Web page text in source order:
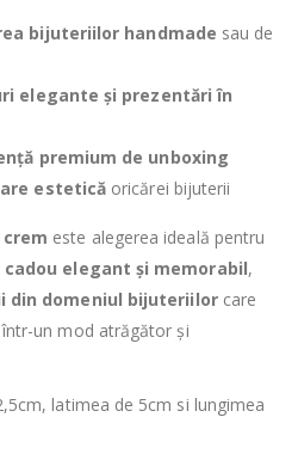
bijuteriilor handmade sau de
elegante și prezentări în
premium de unboxing
estetică oricărei bijuterii
este alegerea ideală pentru
cadou elegant și memorabil,
din domeniul bijuteriilorcare
un mod atrăgător și
latimea de 5cm si lungimea